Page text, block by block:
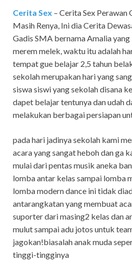
Cerita Sex – Cerita Sex Perawan
Masih Renya, Ini dia Cerita
Gadis SMA bernama Amalia
merem melek, waktu itu adalah
tempat gue belajar 2,5 tahun
sekolah merupakan hari yang
siswa siswi yang sekolah disana
dapet belajar tentunya dan udah
melakukan berbagai persiapan
pada hari jadinya sekolah kami
acara yang sangat heboh dan ga
mulai dari pentas musik aneka
lomba antar kelas sampai lomba
lomba modern dance ini tidak
antarangkatan yang membuat
suporter dari masing2 kelas dan
mulut sampai adu jotos untuk
jagokan!biasalah anak muda
tinggi-tingginya